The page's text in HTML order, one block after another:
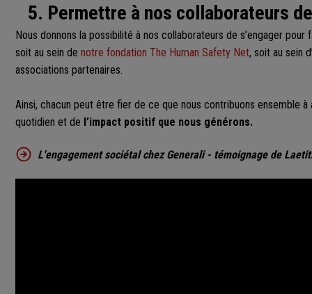
5. Permettre à nos collaborateurs
Nous donnons la possibilité à nos collaborateurs de s’engager pour
soit au sein de notre fondation The Human Safety Net, soit au sein
associations partenaires.
Ainsi, chacun peut être fier de ce que nous contribuons ensemble à
quotidien et de l’impact positif que nous générons.
L'engagement sociétal chez Generali - témoignage de